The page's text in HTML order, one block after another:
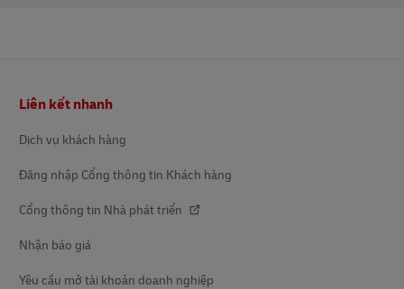
trang
Liên kết nhanh
Dịch vụ khách hàng
Đăng nhập Cổng thông tin Khách hàng
Cổng thông tin Nhà phát triển
Nhận báo giá
Yêu cầu mở tài khoản doanh nghiệp